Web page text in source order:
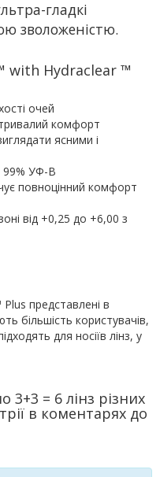
гладкі
зволоженістю.
with Hydraclear ™
очей
комфорт
ясними і
99% УФ-В
повноцінний комфорт
від +0,25 до +6,00 з
представлені в
більшість користувачів,
для носіїв лінз, у
3+3 = 6 лінз різних
в коментарях до